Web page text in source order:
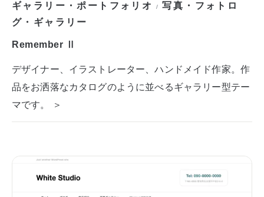
ギャラリー・ポートフォリオ /写真・フォトロ
グ・ギャラリー
Remember Ⅱ
デザイナー、イラストレーター、ハンドメイド作家。作
品をお洒落なカタログのように並べるギャラリー型テー
マです。 ＞